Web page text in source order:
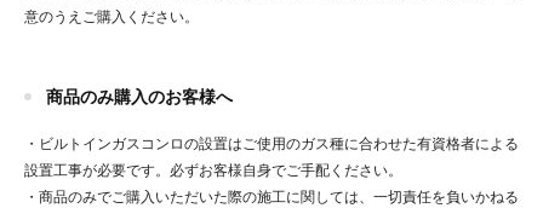
意のうえご購入ください。
商品のみ購入のお客様へ
・ビルトインガスコンロの設置はご使用のガス種に合わせた有資格者による
設置工事が必要です。必ずお客様自身でご手配ください。
・商品のみでご購入いただいた際の施工に関しては、一切責任を負いかねる